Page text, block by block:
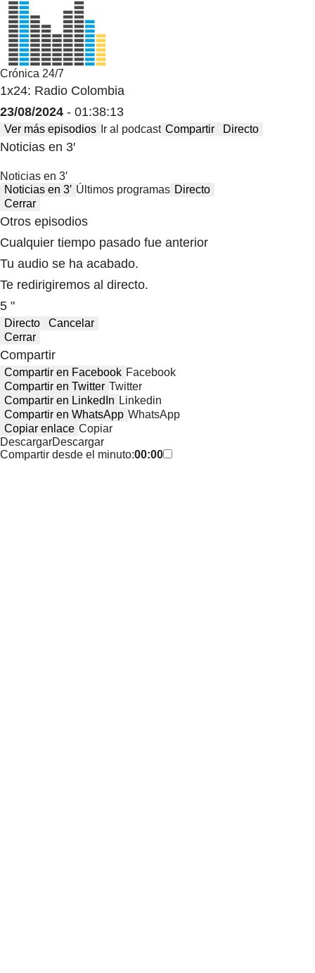
Crónica 24/7
1x24: Radio Colombia
23/08/2024 - 01:38:13
Ver más episodios Ir al podcast Compartir Directo
Noticias en 3′
Noticias en 3′
Noticias en 3′ Últimos programas Directo
Cerrar
Otros episodios
Cualquier tiempo pasado fue anterior
Tu audio se ha acabado.
Te redirigiremos al directo.
5 "
Directo
Cancelar
Cerrar
Compartir
Compartir en Facebook Facebook
Compartir en Twitter Twitter
Compartir en LinkedIn Linkedin
Compartir en WhatsApp WhatsApp
Copiar enlace Copiar
DescargarDescargar
Compartir desde el minuto:00:00